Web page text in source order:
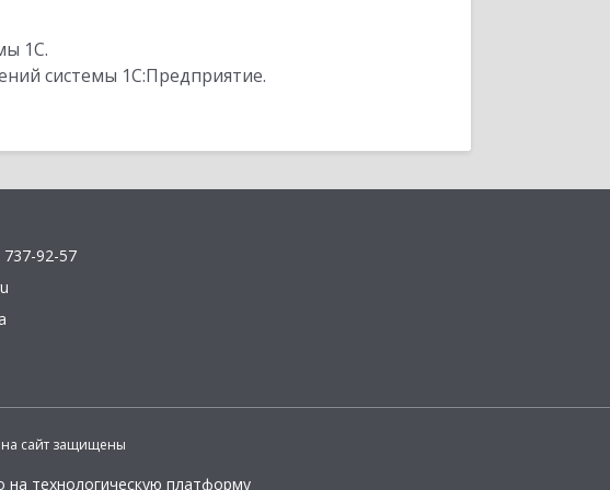
1С.
системы 1С:Предприятие.
737-92-57
на сайт защищены
на технологическую платформу